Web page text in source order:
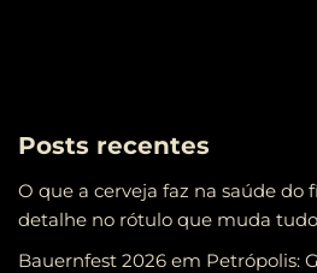
Posts recentes
O que a cerveja faz na saúde do
detalhe no rótulo que muda
Bauernfest 2026 em Petrópolis: